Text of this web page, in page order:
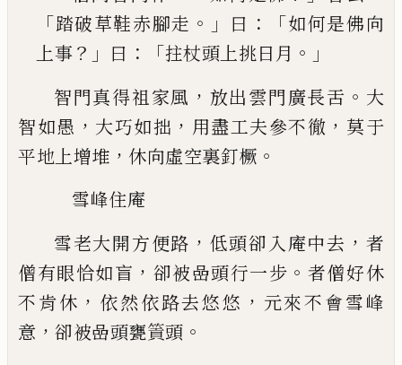
「踏破草鞋赤腳走 。」 曰 ： 「如何是佛向
上事？」 曰 ：「拄杖頭上挑日月 。」
智門真得祖家風 ， 放出雲門廣長舌 。 大
智如愚 ， 大巧如拙 ， 用盡工夫參不徹 ， 莫于
平地上增堆 ， 休向虛空裏釘橛 。
雪峰住庵
雪老大開方便路 ， 低頭卻入庵中去 ， 者
僧有眼恰如盲 ， 卻被嵒頭行一步 。 者僧好休
不肯休 ， 依然依路去悠悠 ， 元來不會雪峰
意 ， 卻被嵒頭甕篢頭 。